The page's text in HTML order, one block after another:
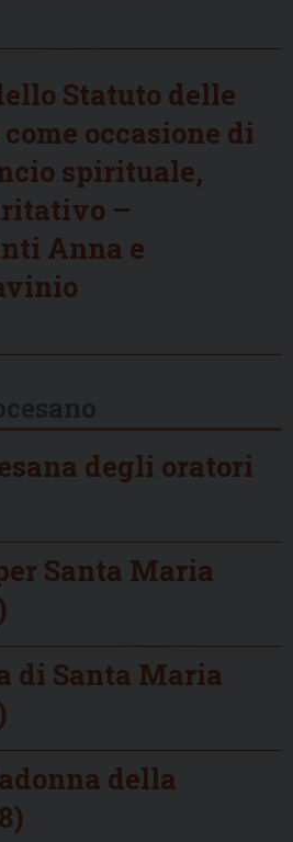
Statuto delle
occasione di
spirituale,
–
Anna e
degli oratori
Santa Maria
di Santa Maria
della